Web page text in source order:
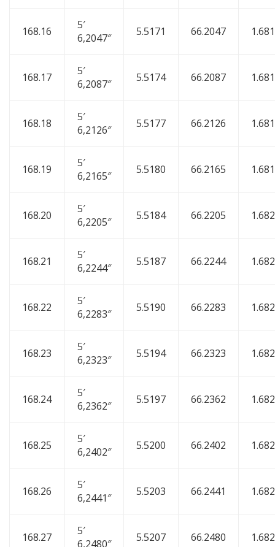
168.16
5′
6,2047″
5.5171 66.2047
168.17
5′
6,2087″
5.5174 66.2087
168.18
5′
6,2126″
5.5177 66.2126
168.19
5′
6,2165″
5.5180 66.2165
168.20
5′
6,2205″
5.5184 66.2205
168.21
5′
6,2244″
5.5187 66.2244
168.22
5′
6,2283″
5.5190 66.2283
168.23
5′
6,2323″
5.5194 66.2323
168.24
5′
6,2362″
5.5197 66.2362
168.25
5′
6,2402″
5.5200 66.2402
168.26
5′
6,2441″
5.5203 66.2441
168.27
5′
6,2480″
5.5207 66.2480